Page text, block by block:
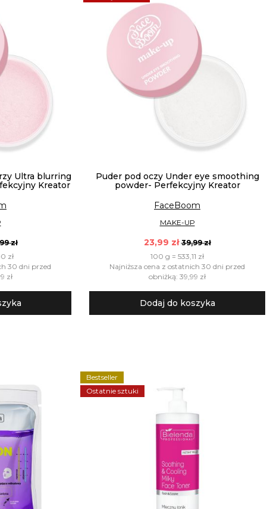
Ultra blurring
Kreator
zł
zł
30 dni przed
zł
Puder pod oczy Under eye smoothing
powder- Perfekcyjny Kreator
FaceBoom
MAKE-UP
23,99 zł 39,99 zł
100 g = 533,11 zł
Najniższa cena z ostatnich 30 dni przed
obniżką: 39,99 zł
Dodaj do koszyka
Bestseller
Ostatnie sztuki